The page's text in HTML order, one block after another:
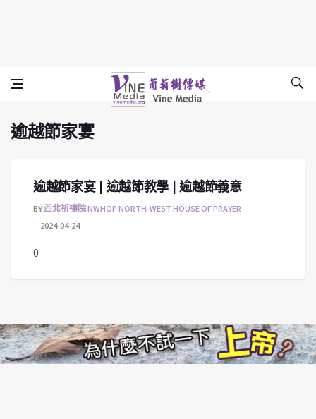
逾越節家宴
Vine Media
葡萄樹傳媒
逾越節家宴
逾越節家宴 | 逾越節教學 | 逾越節義意
BY西北祈禱院 NWHOP NORTH-WEST HOUSE OF PRAYER
2024-04-24
0